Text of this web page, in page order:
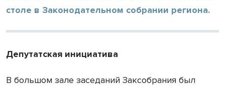
столе в Законодательном собрании региона.
Депутатская инициатива
В большом зале заседаний Заксобрания был